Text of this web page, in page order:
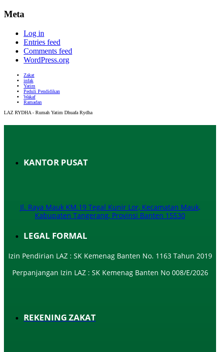
Meta
Log in
Entries feed
Comments feed
WordPress.org
Zakat
infak
Yatim
Peduli Pendidikan
Wakaf
Ramadan
LAZ RYDHA - Rumah Yatim Dhuafa Rydha
KANTOR PUSAT
Jl. Raya Mauk KM.19 Tegal Kunir Lor, Kecamatan Mauk,
Kabupaten Tangerang, Provinsi Banten 15530
LEGAL FORMAL
Izin Pendirian LAZ : SK Kemenag Banten No. 1163 Tahun 2019
Perpanjangan Izin LAZ : SK Kemenag Banten No 008/E/2026​
REKENING ZAKAT